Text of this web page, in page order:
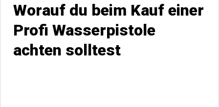
Worauf du beim Kauf einer
Profi Wasserpistole
achten solltest